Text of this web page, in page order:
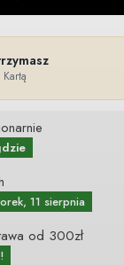
11 sierpnia
od 300zł